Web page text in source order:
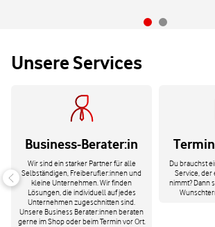
Unsere Services
Business-Berater:in
Wir sind ein starker Partner für alle
Selbständigen, Freiberufler:innen und
kleine Unternehmen. Wir finden
Lösungen, die individuell auf jedes
Unternehmen zugeschnitten sind.
Unsere Business Berater:innen beraten
gerne im Shop oder beim Termin vor Ort.
Du brauchst
Service, der
nimmt? Dann